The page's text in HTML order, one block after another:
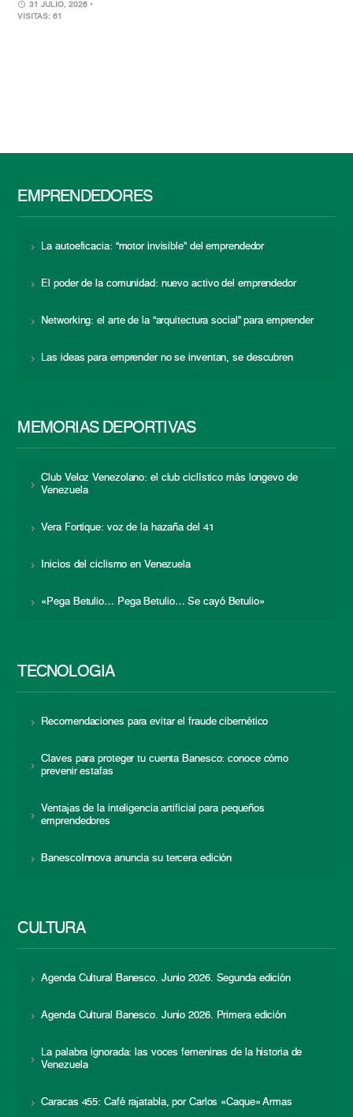
31 JULIO, 2026 •
VISITAS: 61
EMPRENDEDORES
La autoeficacia: “motor invisible” del emprendedor
El poder de la comunidad: nuevo activo del emprendedor
Networking: el arte de la “arquitectura social” para emprender
Las ideas para emprender no se inventan, se descubren
MEMORIAS DEPORTIVAS
Club Veloz Venezolano: el club ciclístico más longevo de
Venezuela
Vera Fortique: voz de la hazaña del 41
Inicios del ciclismo en Venezuela
«Pega Betulio… Pega Betulio… Se cayó Betulio»
TECNOLOGÍA
Recomendaciones para evitar el fraude cibernético
Claves para proteger tu cuenta Banesco: conoce cómo
prevenir estafas
Ventajas de la inteligencia artificial para pequeños
emprendedores
BanescoInnova anuncia su tercera edición
CULTURA
Agenda Cultural Banesco. Junio 2026. Segunda edición
Agenda Cultural Banesco. Junio 2026. Primera edición
La palabra ignorada: las voces femeninas de la historia de
Venezuela
Caracas 455: Café rajatabla, por Carlos «Caque» Armas